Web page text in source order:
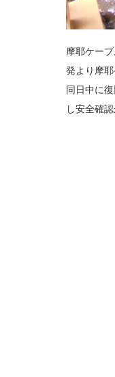
摩耶ケー
発より摩
同日中に
し安全確